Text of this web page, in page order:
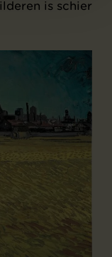
is schier